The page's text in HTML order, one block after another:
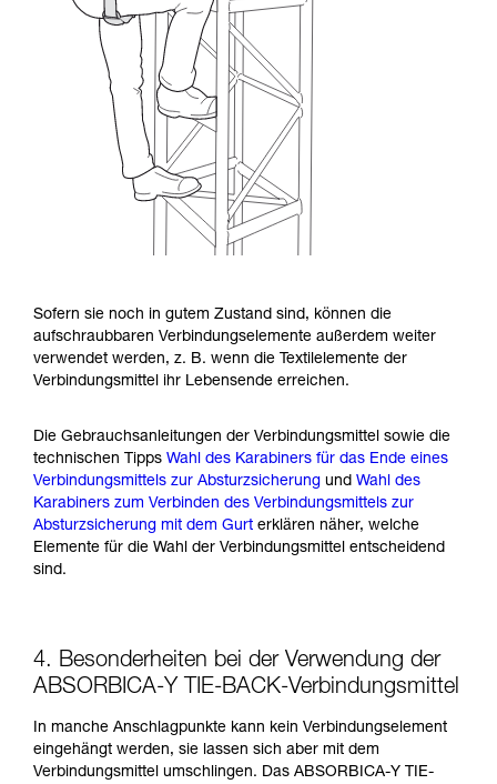
Sofern sie noch in gutem Zustand sind, können die
aufschraubbaren Verbindungselemente außerdem weiter
verwendet werden, z. B. wenn die Textilelemente der
Verbindungsmittel ihr Lebensende erreichen.
Die Gebrauchsanleitungen der Verbindungsmittel sowie die
technischen Tipps Wahl des Karabiners für das Ende eines
Verbindungsmittels zur Absturzsicherung und Wahl des
Karabiners zum Verbinden des Verbindungsmittels zur
Absturzsicherung mit dem Gurt erklären näher, welche
Elemente für die Wahl der Verbindungsmittel entscheidend
sind.
4. Besonderheiten bei der Verwendung der
ABSORBICA-Y TIE-BACK-Verbindungsmittel
In manche Anschlagpunkte kann kein Verbindungselement
eingehängt werden, sie lassen sich aber mit dem
Verbindungsmittel umschlingen. Das ABSORBICA-Y TIE-